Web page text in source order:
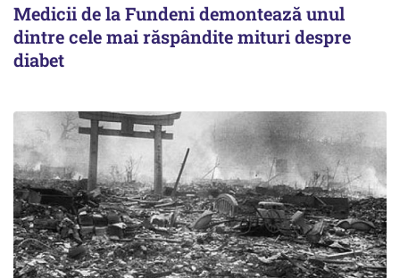
Medicii de la Fundeni demontează unul
dintre cele mai răspândite mituri despre
diabet